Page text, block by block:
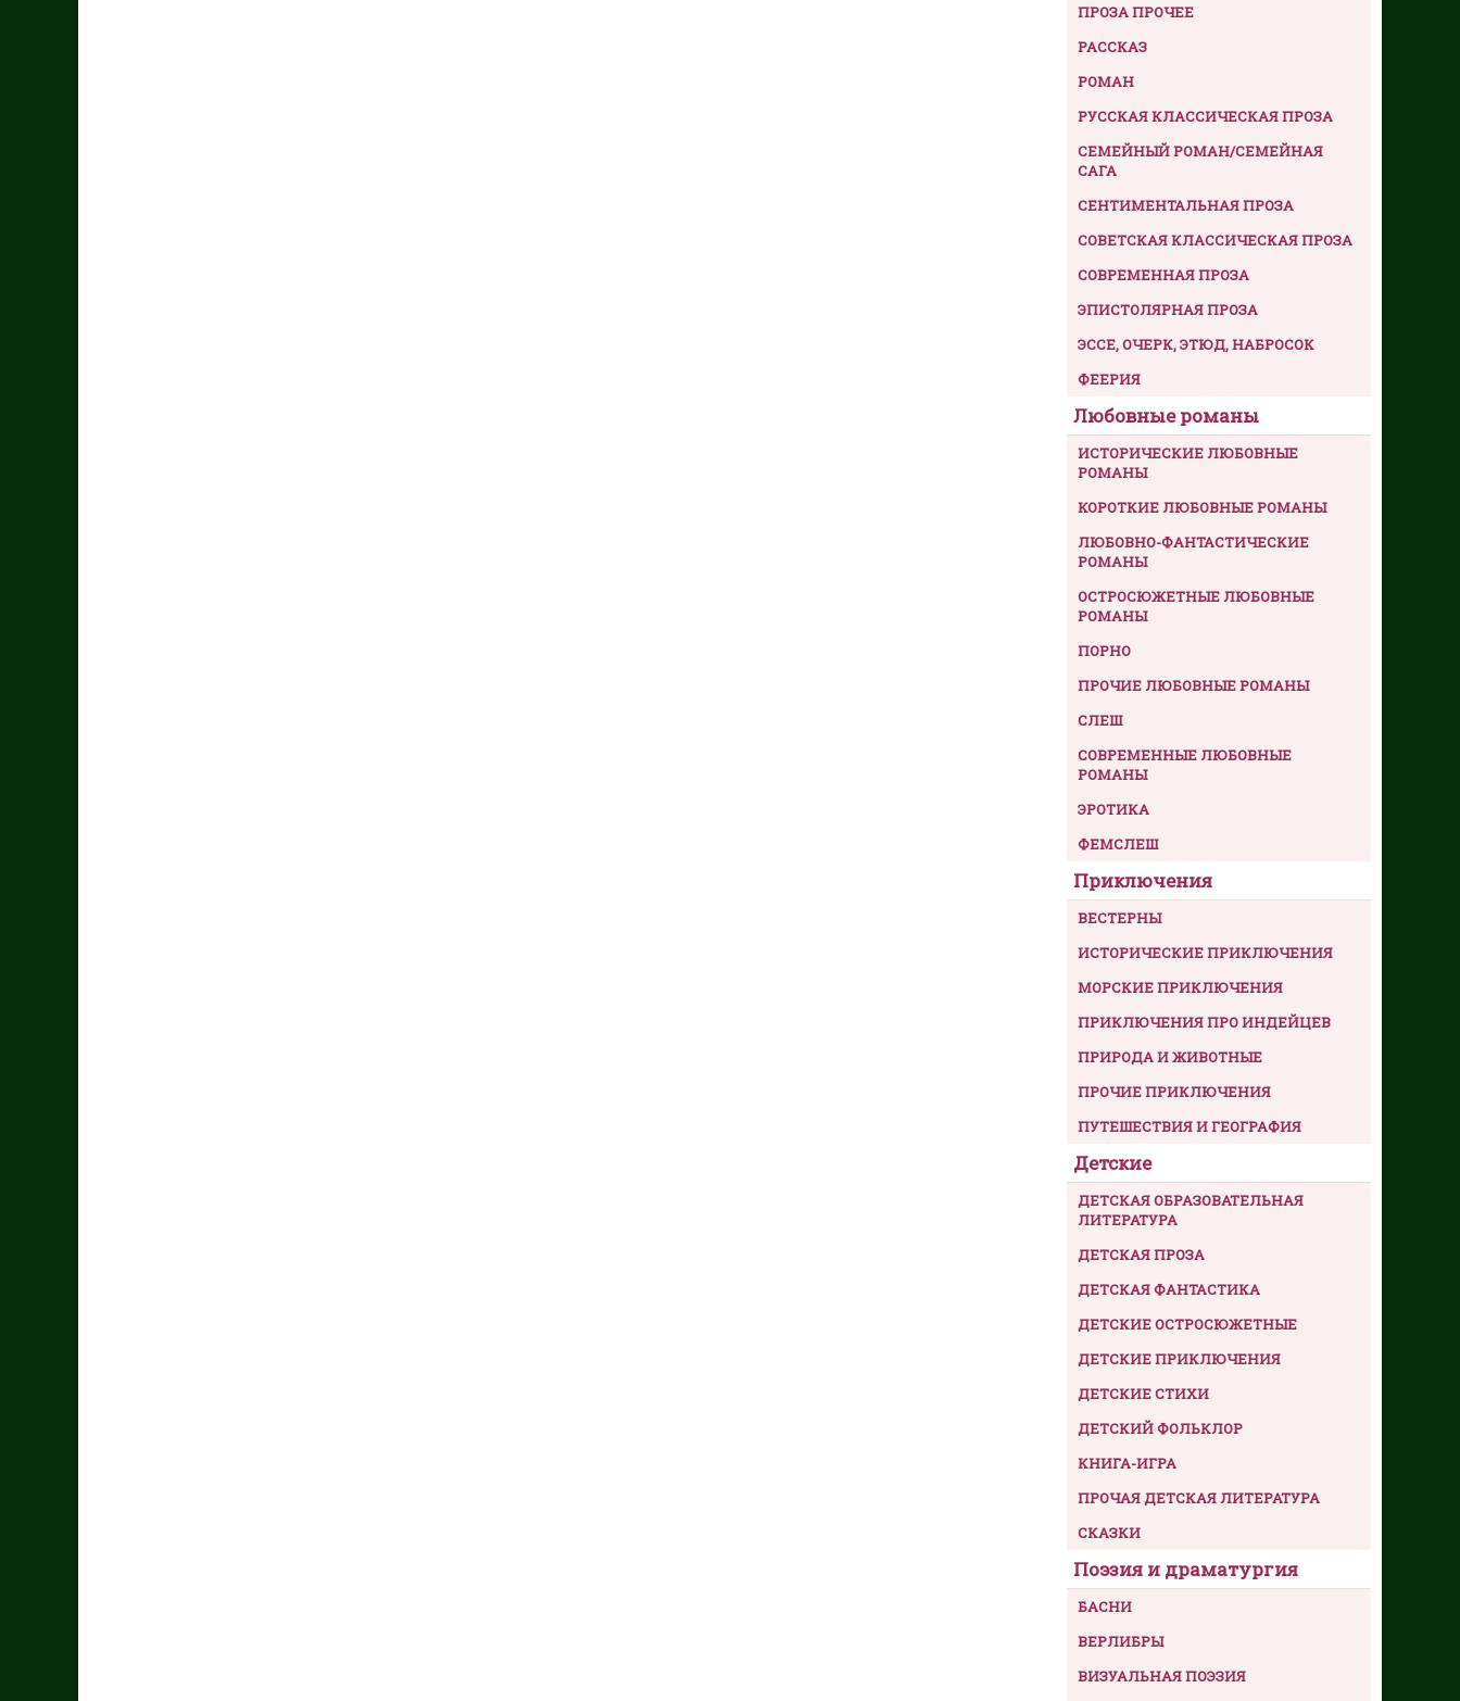
ПРОЗА ПРОЧЕЕ
РАССКАЗ
РОМАН
РУССКАЯ КЛАССИЧЕСКАЯ ПРОЗА
СЕМЕЙНЫЙ РОМАН/СЕМЕЙНАЯ
САГА
СЕНТИМЕНТАЛЬНАЯ ПРОЗА
СОВЕТСКАЯ КЛАССИЧЕСКАЯ ПРОЗА
СОВРЕМЕННАЯ ПРОЗА
ЭПИСТОЛЯРНАЯ ПРОЗА
ЭССЕ, ОЧЕРК, ЭТЮД, НАБРОСОК
ФЕЕРИЯ
Любовные романы
ИСТОРИЧЕСКИЕ ЛЮБОВНЫЕ
РОМАНЫ
КОРОТКИЕ ЛЮБОВНЫЕ РОМАНЫ
ЛЮБОВНО-ФАНТАСТИЧЕСКИЕ
РОМАНЫ
ОСТРОСЮЖЕТНЫЕ ЛЮБОВНЫЕ
РОМАНЫ
ПОРНО
ПРОЧИЕ ЛЮБОВНЫЕ РОМАНЫ
СЛЕШ
СОВРЕМЕННЫЕ ЛЮБОВНЫЕ
РОМАНЫ
ЭРОТИКА
ФЕМСЛЕШ
Приключения
ВЕСТЕРНЫ
ИСТОРИЧЕСКИЕ ПРИКЛЮЧЕНИЯ
МОРСКИЕ ПРИКЛЮЧЕНИЯ
ПРИКЛЮЧЕНИЯ ПРО ИНДЕЙЦЕВ
ПРИРОДА И ЖИВОТНЫЕ
ПРОЧИЕ ПРИКЛЮЧЕНИЯ
ПУТЕШЕСТВИЯ И ГЕОГРАФИЯ
Детские
ДЕТСКАЯ ОБРАЗОВАТЕЛЬНАЯ
ЛИТЕРАТУРА
ДЕТСКАЯ ПРОЗА
ДЕТСКАЯ ФАНТАСТИКА
ДЕТСКИЕ ОСТРОСЮЖЕТНЫЕ
ДЕТСКИЕ ПРИКЛЮЧЕНИЯ
ДЕТСКИЕ СТИХИ
ДЕТСКИЙ ФОЛЬКЛОР
КНИГА-ИГРА
ПРОЧАЯ ДЕТСКАЯ ЛИТЕРАТУРА
СКАЗКИ
Поэзия и драматургия
БАСНИ
ВЕРЛИБРЫ
ВИЗУАЛЬНАЯ ПОЭЗИЯ